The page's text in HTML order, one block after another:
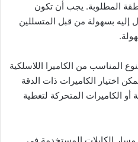
المطلوبة. يجب أن تكون
إليه بسهولة من قبل المتسللين
المناسب من الكاميرا اللاسلكية
اختيار الكاميرات ذات الدقة
أو الكاميرات المتحركة لتغطية